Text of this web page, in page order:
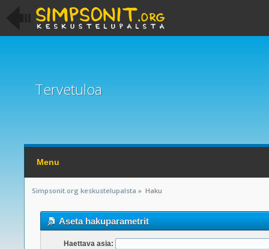
Tervetuloa
Menu
Simpsonit.org keskustelupalsta » Haku
Aseta hakuparametrit
Haettava asia: